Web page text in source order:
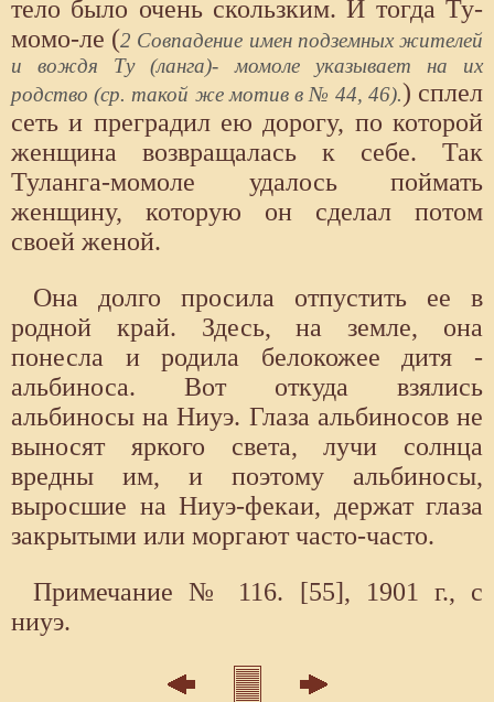
тело было очень скользким. И тогда Ту-
момо-ле (2 Совпадение имен подземных жителей
и вождя Ту (ланга)- момоле указывает на их
родство (ср. такой же мотив в № 44, 46).) сплел
сеть и преградил ею дорогу, по которой
женщина возвращалась к себе. Так
Туланга-момоле удалось поймать
женщину, которую он сделал потом
своей женой.
Она долго просила отпустить ее в
родной край. Здесь, на земле, она
понесла и родила белокожее дитя -
альбиноса. Вот откуда взялись
альбиносы на Ниуэ. Глаза альбиносов не
выносят яркого света, лучи солнца
вредны им, и поэтому альбиносы,
выросшие на Ниуэ-фекаи, держат глаза
закрытыми или моргают часто-часто.
Примечание № 116. [55], 1901 г., с
ниуэ.